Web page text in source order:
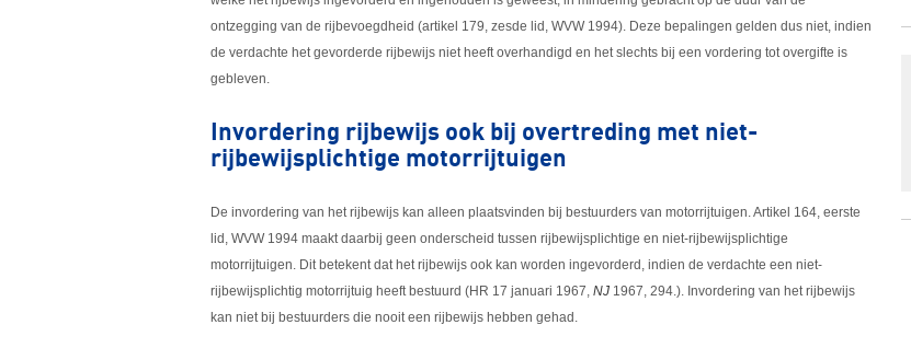
ontzegging van de rijbevoegdheid (artikel 179, zesde lid, WVW 1994). Deze bepalingen gelden dus niet, indien
de verdachte het gevorderde rijbewijs niet heeft overhandigd en het slechts bij een vordering tot overgifte is
gebleven.
Invordering rijbewijs ook bij overtreding met niet-
rijbewijsplichtige motorrijtuigen
De invordering van het rijbewijs kan alleen plaatsvinden bij bestuurders van motorrijtuigen. Artikel 164, eerste
lid, WVW 1994 maakt daarbij geen onderscheid tussen rijbewijsplichtige en niet-rijbewijsplichtige
motorrijtuigen. Dit betekent dat het rijbewijs ook kan worden ingevorderd, indien de verdachte een niet-
rijbewijsplichtig motorrijtuig heeft bestuurd (HR 17 januari 1967, NJ 1967, 294.). Invordering van het rijbewijs
kan niet bij bestuurders die nooit een rijbewijs hebben gehad.